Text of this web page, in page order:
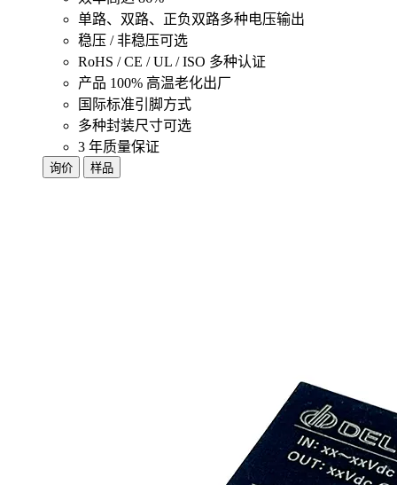
单路、双路、正负双路多种电压输出
稳压 / 非稳压可选
RoHS / CE / UL / ISO 多种认证
产品 100% 高温老化出厂
国际标准引脚方式
多种封装尺寸可选
3 年质量保证
询价 样品